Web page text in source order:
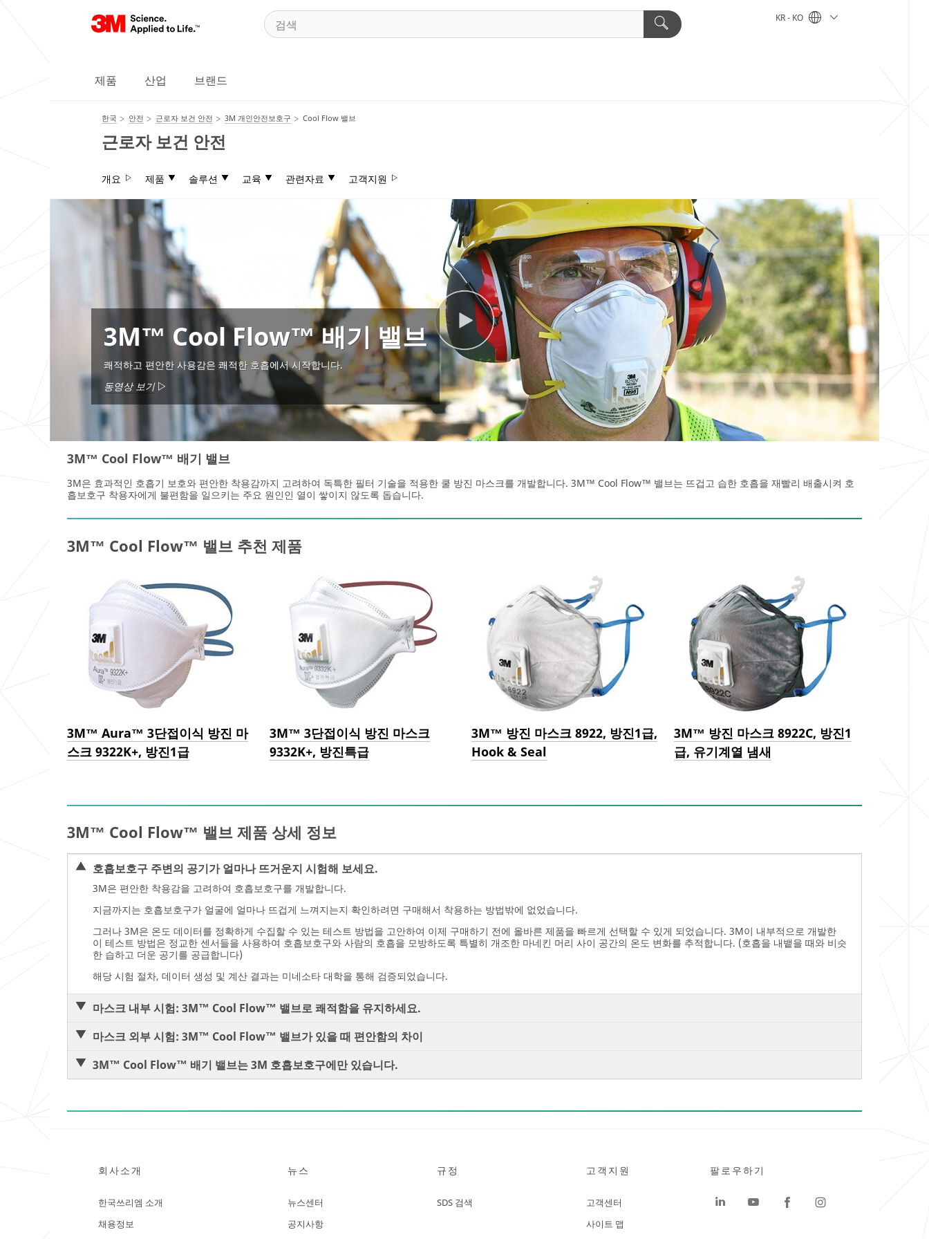
KR - KO
제품 산업 브랜드
한국 안전 근로자 보건 안전 3M 개인안전보호구 Cool Flow 밸브
근로자 보건 안전
개요 제품 솔루션 교육 관련자료 고객지원
3M™ Cool Flow™ 배기 밸브
쾌적하고 편안한 사용감은 쾌적한 호흡에서 시작합니다.
동영상 보기
3M™ Cool Flow™ 배기 밸브
3M은 효과적인 호흡기 보호와 편안한 착용감까지 고려하여 독특한 필터 기술을 적용한 쿨 방진 마스크를 개발합니다. 3M™ Cool Flow™ 밸브는 뜨겁고 습한 호흡을 재빨리 배출시켜 호
흡보호구 착용자에게 불편함을 일으키는 주요 원인인 열이 쌓이지 않도록 돕습니다.
3M™ Cool Flow™ 밸브 추천 제품
3M™ Aura™ 3단접이식 방진 마
스크 9322K+, 방진1급
3M™ 3단접이식 방진 마스크
9332K+, 방진특급
3M™ 방진 마스크 8922, 방진1급,
Hook & Seal
3M™ 방진 마스크 8922C, 방진1
급, 유기계열 냄새
3M™ Cool Flow™ 밸브 제품 상세 정보
호흡보호구 주변의 공기가 얼마나 뜨거운지 시험해 보세요.
3M은 편안한 착용감을 고려하여 호흡보호구를 개발합니다.
지금까지는 호흡보호구가 얼굴에 얼마나 뜨겁게 느껴지는지 확인하려면 구매해서 착용하는 방법밖에 없었습니다.
그러나 3M은 온도 데이터를 정확하게 수집할 수 있는 테스트 방법을 고안하여 이제 구매하기 전에 올바른 제품을 빠르게 선택할 수 있게 되었습니다. 3M이 내부적으로 개발한
이 테스트 방법은 정교한 센서들을 사용하여 호흡보호구와 사람의 호흡을 모방하도록 특별히 개조한 마네킨 머리 사이 공간의 온도 변화를 추적합니다. (호흡을 내뱉을 때와 비슷
한 습하고 더운 공기를 공급합니다)
해당 시험 절차, 데이터 생성 및 계산 결과는 미네소타 대학을 통해 검증되었습니다.
마스크 내부 시험: 3M™ Cool Flow™ 밸브로 쾌적함을 유지하세요.
마스크 외부 시험: 3M™ Cool Flow™ 밸브가 있을 때 편안함의 차이
3M™ Cool Flow™ 배기 밸브는 3M 호흡보호구에만 있습니다.
회사소개
한국쓰리엠 소개
채용정보
뉴스
뉴스센터
공지사항
규정
SDS 검색
고객지원
고객센터
사이트 맵
팔로우하기